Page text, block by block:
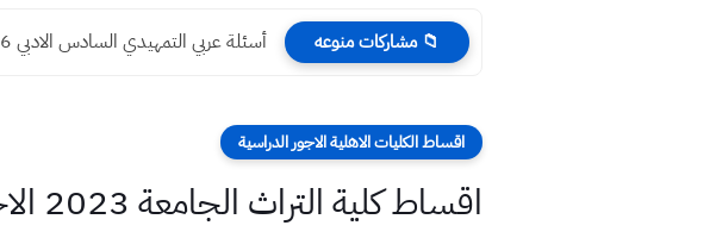
📁 مشاركات منوعه أسئلة عربي التمهيدي السادس الادبي 2026 | تحميل ورقة الامتحان
اقساط الكليات الاهلية الاجور الدراسية
اقساط كلية التراث الجامعة 2023 الاجور الدراسية